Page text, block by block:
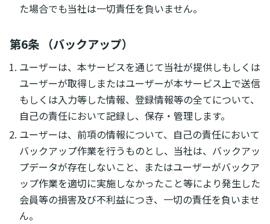
た場合でも当社は一切責任を負いません。
第6条 （バックアップ）
ユーザーは、本サービスを通じて当社が提供しもしくは
ユーザーが取得しまたはユーザーが本サービス上で送信
もしくは入力等した情報、登録情報等の全てについて、
自己の責任において記録し、保存・管理します。
ユーザーは、前項の情報について、自己の責任において
バックアップ作業を行うものとし、当社は、バックアッ
プデータが存在しないこと、またはユーザーがバックア
ップ作業を適切に実施しなかったこと等により発生した
会員等の損害及び不利益につき、一切の責任を負いませ
ん。